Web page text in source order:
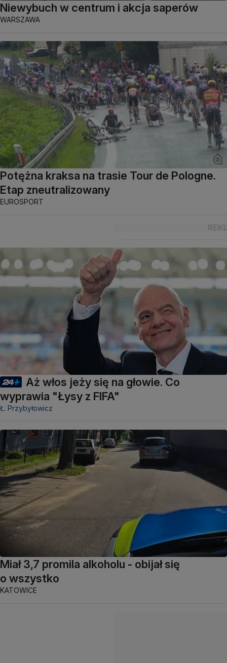
Niewybuch w centrum i akcja saperów
WARSZAWA
Potężna kraksa na trasie Tour de Pologne.
Etap zneutralizowany
EUROSPORT
Aż włos jeży się na głowie. Co
wyprawia "Łysy z FIFA"
Ł. Przybyłowicz
Miał 3,7 promila alkoholu - obijał się
o wszystko
KATOWICE